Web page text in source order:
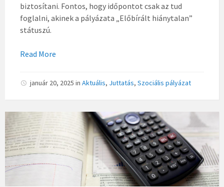
biztosítani. Fontos, hogy időpontot csak az tud
foglalni, akinek a pályázata „Előbírált hiánytalan”
státuszú.
Read More
január 20, 2025 in Aktuális, Juttatás, Szociális pályázat